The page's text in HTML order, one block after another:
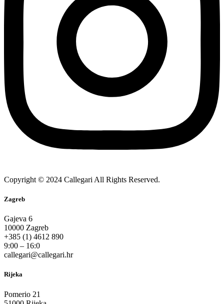
Copyright © 2024 Callegari All Rights Reserved.
Zagreb
Gajeva 6
10000 Zagreb
+385 (1) 4612 890
9:00 – 16:0
callegari@callegari.hr
Rijeka
Pomerio 21